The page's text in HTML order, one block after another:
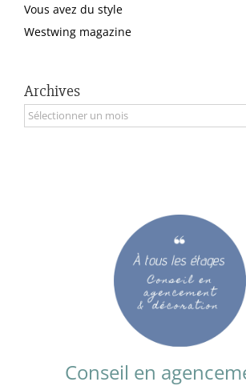
Vous avez du style
Westwing magazine
Archives
Archives
Conseil en